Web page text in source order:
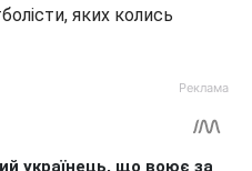
яких колись